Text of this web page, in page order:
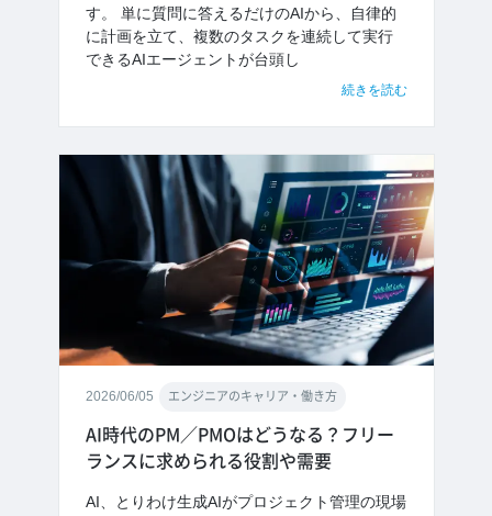
す。 単に質問に答えるだけのAIから、自律的
に計画を立て、複数のタスクを連続して実行
できるAIエージェントが台頭し
続きを読む
2026/06/05 エンジニアのキャリア・働き方
AI時代のPM／PMOはどうなる？フリー
ランスに求められる役割や需要
AI、とりわけ生成AIがプロジェクト管理の現場